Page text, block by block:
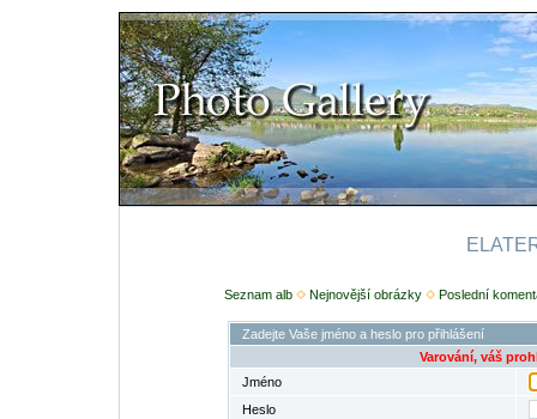
Seznam alb Nejnovější obrázky Poslední
Zadejte Vaše jméno a heslo pro přihlášení
Varování, váš
Jméno
Heslo